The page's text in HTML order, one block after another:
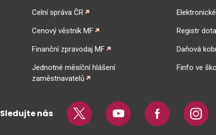
Celní správa ČR
Cenový věstník MF
Finanční zpravodaj MF
Jednotné měsíční hlášení
zaměstnavatelů
Registr
Daňová
Finfo ve
Sledujte nás Twitter Youtube Facebook